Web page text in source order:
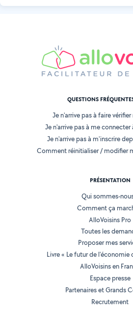
QUESTIONS
Je n'arrive pas à faire
Je n'arrive pas à me
Je n'arrive pas à m'inscrire
Comment réinitialiser / modifier
PRÉSENTATION
Qui sommes-
Comment ça
AlloVoisins Pro
Toutes les
Proposer mes
Livre « Le futur de l'économie
AlloVoisins en
Espace presse
Partenaires et Grands
Recrutement